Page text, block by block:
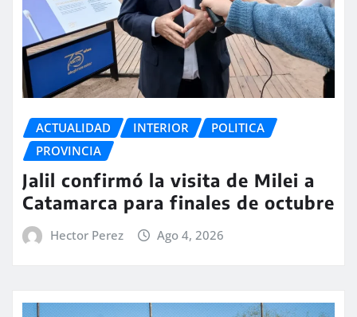
ACTUALIDAD INTERIOR
POLITICA
PROVINCIA
Jalil confirmó la visita de Milei a
Catamarca para finales de octubre
Hector Perez Ago 4, 2026